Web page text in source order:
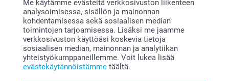
Me käytämme evästeitä verkkosivuston liikenteen
analysoimisessa, sisällön ja mainonnan
kohdentamisessa sekä sosiaalisen median
toimintojen tarjoamisessa. Lisäksi me jaamme
verkkosivuston käyttöäsi koskevia tietoja
sosiaalisen median, mainonnan ja analytiikan
yhteistyökumppaneillemme. Voit lukea lisää
evästekäytännöistämme täältä.
Olemme täällä sinun vuoksesi